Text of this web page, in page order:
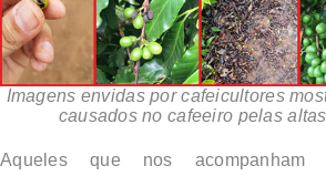
Imagens envidas por cafeicultores
causados no cafeeiro pelas
Aqueles que nos